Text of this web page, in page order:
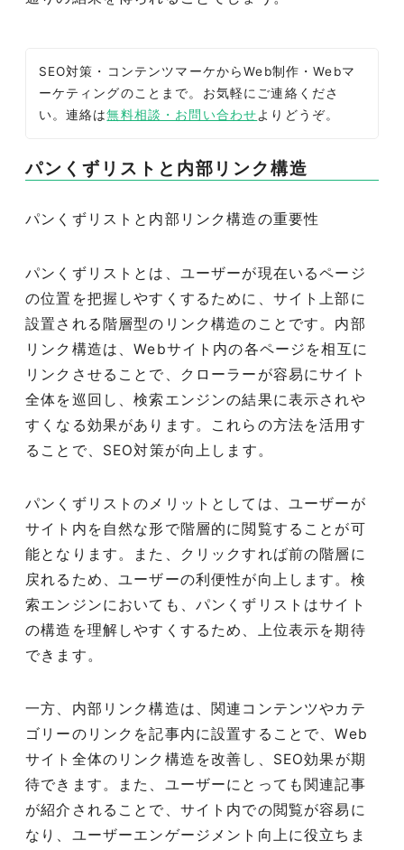
SEO対策・コンテンツマーケからWeb制作・Webマ
ーケティングのことまで。お気軽にご連絡くださ
い。連絡は無料相談・お問い合わせよりどうぞ。
パンくずリストと内部リンク構造
パンくずリストと内部リンク構造の重要性
パンくずリストとは、ユーザーが現在いるページ
の位置を把握しやすくするために、サイト上部に
設置される階層型のリンク構造のことです。内部
リンク構造は、Webサイト内の各ページを相互に
リンクさせることで、クローラーが容易にサイト
全体を巡回し、検索エンジンの結果に表示されや
すくなる効果があります。これらの方法を活用す
ることで、SEO対策が向上します。
パンくずリストのメリットとしては、ユーザーが
サイト内を自然な形で階層的に閲覧することが可
能となります。また、クリックすれば前の階層に
戻れるため、ユーザーの利便性が向上します。検
索エンジンにおいても、パンくずリストはサイト
の構造を理解しやすくするため、上位表示を期待
できます。
一方、内部リンク構造は、関連コンテンツやカテ
ゴリーのリンクを記事内に設置することで、Web
サイト全体のリンク構造を改善し、SEO効果が期
待できます。また、ユーザーにとっても関連記事
が紹介されることで、サイト内での閲覧が容易に
なり、ユーザーエンゲージメント向上に役立ちま